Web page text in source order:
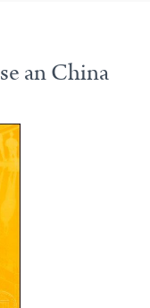
an China